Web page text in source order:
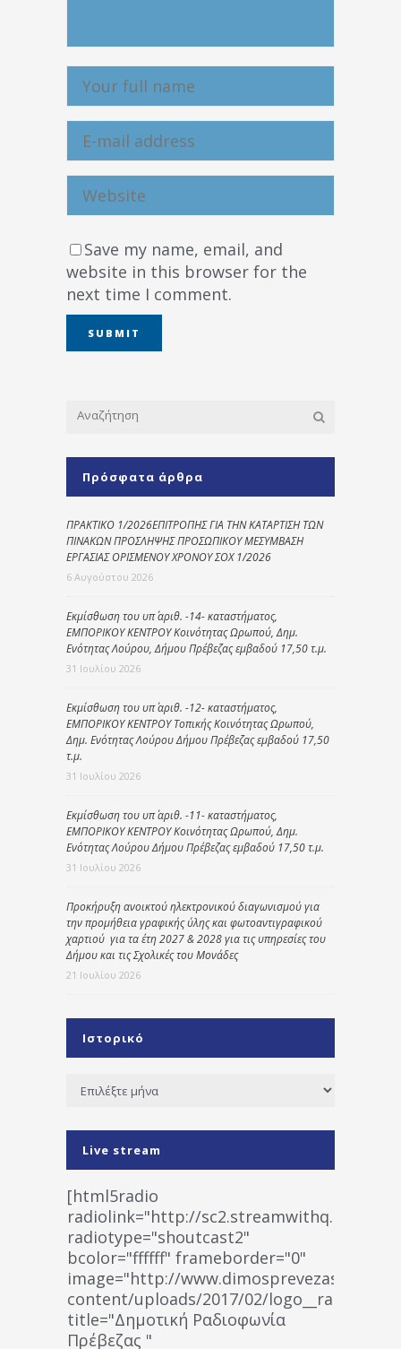
Save my name, email, and
website in this browser for the
next time I comment.
Πρόσφατα άρθρα
ΠΡΑΚΤΙΚΟ 1/2026ΕΠΙΤΡΟΠΗΣ ΓΙΑ ΤΗΝ ΚΑΤΑΡΤΙΣΗ ΤΩΝ
ΠΙΝΑΚΩΝ ΠΡΟΣΛΗΨΗΣ ΠΡΟΣΩΠΙΚΟΥ ΜΕΣΥΜΒΑΣΗ
ΕΡΓΑΣΙΑΣ ΟΡΙΣΜΕΝΟΥ ΧΡΟΝΟΥ ΣΟΧ 1/2026
6 Αυγούστου 2026
Εκμίσθωση του υπ΄ αριθ. -14- καταστήματος,
ΕΜΠΟΡΙΚΟΥ ΚΕΝΤΡΟΥ Κοινότητας Ωρωπού, Δημ.
Ενότητας Λούρου, Δήμου Πρέβεζας εμβαδού 17,50 τ.μ.
31 Ιουλίου 2026
Εκμίσθωση του υπ΄ αριθ. -12- καταστήματος,
ΕΜΠΟΡΙΚΟΥ ΚΕΝΤΡΟΥ Τοπικής Κοινότητας Ωρωπού,
Δημ. Ενότητας Λούρου Δήμου Πρέβεζας εμβαδού 17,50
τ.μ.
31 Ιουλίου 2026
Εκμίσθωση του υπ΄ αριθ. -11- καταστήματος,
ΕΜΠΟΡΙΚΟΥ ΚΕΝΤΡΟΥ Κοινότητας Ωρωπού, Δημ.
Ενότητας Λούρου Δήμου Πρέβεζας εμβαδού 17,50 τ.μ.
31 Ιουλίου 2026
Προκήρυξη ανοικτού ηλεκτρονικού διαγωνισμού για
την προμήθεια γραφικής ύλης και φωτοαντιγραφικού
χαρτιού για τα έτη 2027 & 2028 για τις υπηρεσίες του
Δήμου και τις Σχολικές του Μονάδες
21 Ιουλίου 2026
Ιστορικό
Ιστορικό
Live stream
[html5radio
radiolink="http://
radiotype="shoutcast2"
bcolor="ffffff" frameborder="0"
image="http://www.dimosprevezas.gr/wp-
content/uploads/2017/02/
title="Δημοτική Ραδιοφωνία
Πρέβεζας "